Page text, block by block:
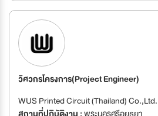
วิศวกรโครงการ(Project Engineer)
WUS Printed Circuit (Thailand) Co.,Ltd.